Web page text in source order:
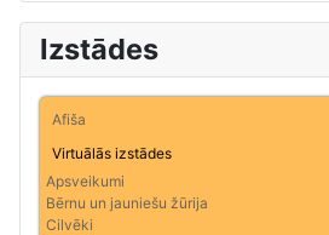
Izstādes
Afiša
Virtuālās izstādes
Apsveikumi
Bērnu un jauniešu žūrija
Cilvēki